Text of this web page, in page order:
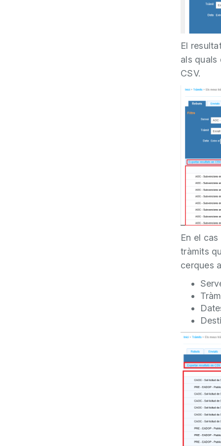
El
als quals
CSV.
En el
tràmits
cerques